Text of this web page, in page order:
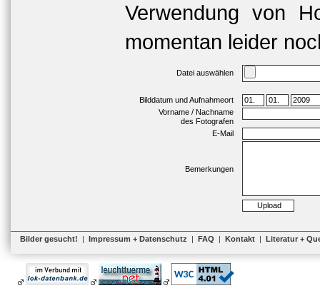
Verwendung von
momentan leider
Datei auswählen
Bilddatum und Aufnahmeort
Vorname / Nachname
des Fotografen
E-Mail
Bemerkungen
Bilder gesucht! | Impressum + Datenschutz | FAQ | Kontakt | Literatur +